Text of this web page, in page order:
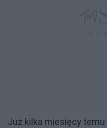
Już kilka miesięcy